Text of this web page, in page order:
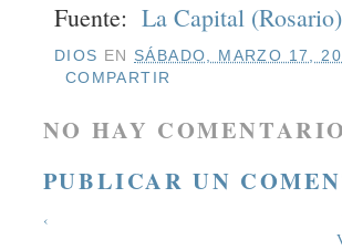
Fuente: La Capital (Rosario)
DIOS EN SÁBADO, MARZO 17,
COMPARTIR
NO HAY
PUBLICAR UN
‹